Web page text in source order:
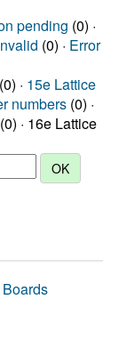
pending (0) ·
(0) · Error
(0) · 15e Lattice
numbers (0) ·
(0) · 16e Lattice